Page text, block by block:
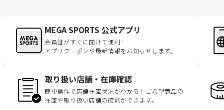
MEGA SPORTS 公式アプリ
会員証がすぐに開けて便利！
アプリクーポンや最新情報をお知らせします。
取り扱い店舗・在庫確認
簡単操作で店舗在庫状況がわかる！ご希望商品の
在庫や取り扱い店舗の確認ができます。